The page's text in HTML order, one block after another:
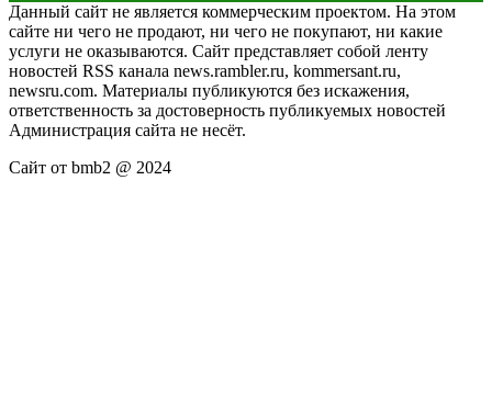
Данный сайт не является коммерческим проектом. На этом
сайте ни чего не продают, ни чего не покупают, ни какие
услуги не оказываются. Сайт представляет собой ленту
новостей RSS канала news.rambler.ru, kommersant.ru,
newsru.com. Материалы публикуются без искажения,
ответственность за достоверность публикуемых новостей
Администрация сайта не несёт.
Сайт от bmb2 @ 2024